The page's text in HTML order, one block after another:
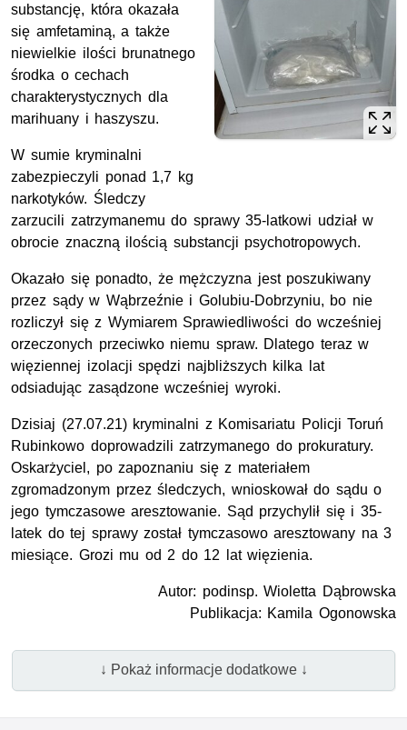
substancję, która okazała
się amfetaminą, a także
niewielkie ilości brunatnego
środka o cechach
charakterystycznych dla
marihuany i haszyszu.
W sumie kryminalni
zabezpieczyli ponad 1,7 kg
narkotyków. Śledczy
zarzucili zatrzymanemu do sprawy 35-latkowi udział w
obrocie znaczną ilością substancji psychotropowych.
Okazało się ponadto, że mężczyzna jest poszukiwany
przez sądy w Wąbrzeźnie i Golubiu-Dobrzyniu, bo nie
rozliczył się z Wymiarem Sprawiedliwości do wcześniej
orzeczonych przeciwko niemu spraw. Dlatego teraz w
więziennej izolacji spędzi najbliższych kilka lat
odsiadując zasądzone wcześniej wyroki.
Dzisiaj (27.07.21) kryminalni z Komisariatu Policji Toruń
Rubinkowo doprowadzili zatrzymanego do prokuratury.
Oskarżyciel, po zapoznaniu się z materiałem
zgromadzonym przez śledczych, wnioskował do sądu o
jego tymczasowe aresztowanie. Sąd przychylił się i 35-
latek do tej sprawy został tymczasowo aresztowany na 3
miesiące. Grozi mu od 2 do 12 lat więzienia.
Autor: podinsp. Wioletta Dąbrowska
Publikacja: Kamila Ogonowska
↓ Pokaż informacje dodatkowe ↓